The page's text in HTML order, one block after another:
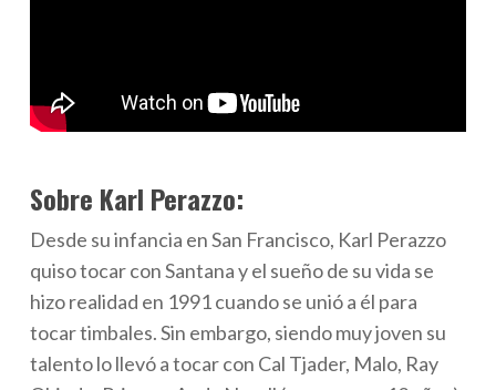
Sobre Karl Perazzo:
Desde su infancia en San Francisco, Karl Perazzo
quiso tocar con Santana y el sueño de su vida se
hizo realidad en 1991 cuando se unió a él para
tocar timbales. Sin embargo, siendo muy joven su
talento lo llevó a tocar con Cal Tjader, Malo, Ray